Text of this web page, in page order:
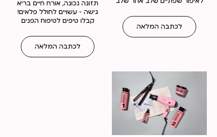
לכתבה המלאה
תזונה נכונה, אורח חיים בריא
גישה - עשויים לחולל פלאים!
קבלו טיפים לטיפוח הפנים
לכתבה המלאה